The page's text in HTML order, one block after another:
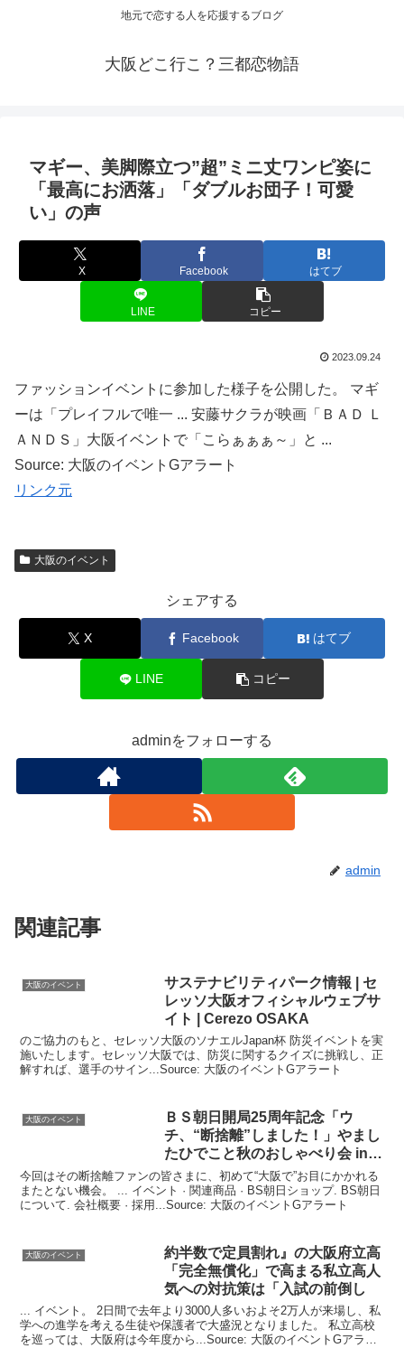
地元で恋する人を応援するブログ
大阪どこ行こ？三都恋物語
マギー、美脚際立つ”超”ミニ丈ワンピ姿に
「最高にお洒落」「ダブルお団子！可愛
い」の声
X Facebook はてブ
LINE コピー
2023.09.24
ファッションイベントに参加した様子を公開した。 マギ
ーは「プレイフルで唯一 ... 安藤サクラが映画「ＢＡＤ Ｌ
ＡＮＤＳ」大阪イベントで「こらぁぁぁ～」と ...
Source: 大阪のイベントGアラート
リンク元
大阪のイベント
シェアする
X Facebook はてブ
LINE コピー
adminをフォローする
admin
関連記事
大阪のイベント
サステナビリティパーク情報 | セ
レッソ大阪オフィシャルウェブサ
イト | Cerezo OSAKA
のご協力のもと、セレッソ大阪のソナエルJapan杯 防災イベントを実
施いたします。セレッソ大阪では、防災に関するクイズに挑戦し、正
解すれば、選手のサイン...Source: 大阪のイベントGアラート
大阪のイベント
ＢＳ朝日開局25周年記念「ウ
チ、“断捨離”しました！」やまし
たひでこと秋のおしゃべり会 in大
阪
今回はその断捨離ファンの皆さまに、初めて“大阪で”お目にかかれる
またとない機会。 ... イベント · 関連商品 · BS朝日ショップ. BS朝日
について. 会社概要 · 採用...Source: 大阪のイベントGアラート
大阪のイベント 約半数で定員割れ』の大阪府立高
「完全無償化」で高まる私立高人
気への対抗策は「入試の前倒し
... イベント。 2日間で去年より3000人多いおよそ2万人が来場し、私
学への進学を考える生徒や保護者で大盛況となりました。 私立高校
を巡っては、大阪府は今年度から...Source: 大阪のイベントGアラー